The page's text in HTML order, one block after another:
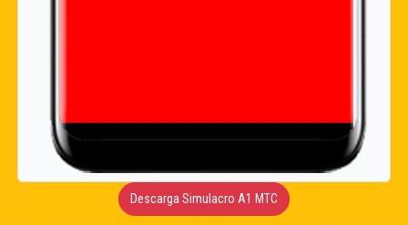
Descarga Simulacro A1 MTC